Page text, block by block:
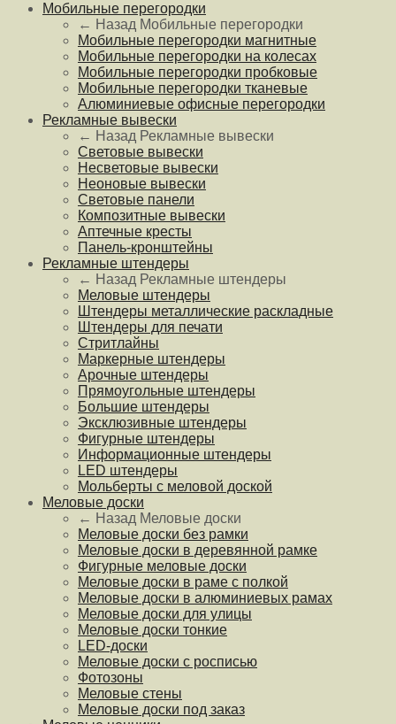
Мобильные перегородки
← Назад Мобильные перегородки
Мобильные перегородки магнитные
Мобильные перегородки на колесах
Мобильные перегородки пробковые
Мобильные перегородки тканевые
Алюминиевые офисные перегородки
Рекламные вывески
← Назад Рекламные вывески
Световые вывески
Несветовые вывески
Неоновые вывески
Световые панели
Композитные вывески
Аптечные кресты
Панель-кронштейны
Рекламные штендеры
← Назад Рекламные штендеры
Меловые штендеры
Штендеры металлические раскладные
Штендеры для печати
Стритлайны
Маркерные штендеры
Арочные штендеры
Прямоугольные штендеры
Большие штендеры
Эксклюзивные штендеры
Фигурные штендеры
Информационные штендеры
LED штендеры
Мольберты с меловой доской
Меловые доски
← Назад Меловые доски
Меловые доски без рамки
Меловые доски в деревянной рамке
Фигурные меловые доски
Меловые доски в раме с полкой
Меловые доски в алюминиевых рамах
Меловые доски для улицы
Меловые доски тонкие
LED-доски
Меловые доски с росписью
Фотозоны
Меловые стены
Меловые доски под заказ